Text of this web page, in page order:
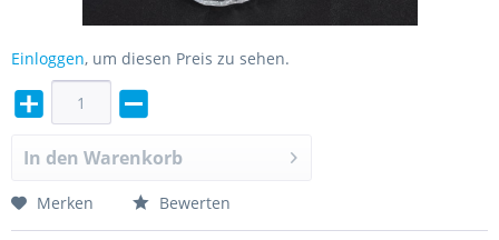
Einloggen, um diesen Preis zu sehen.
In den Warenkorb
Merken Bewerten